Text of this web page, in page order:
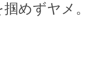
めずヤメ